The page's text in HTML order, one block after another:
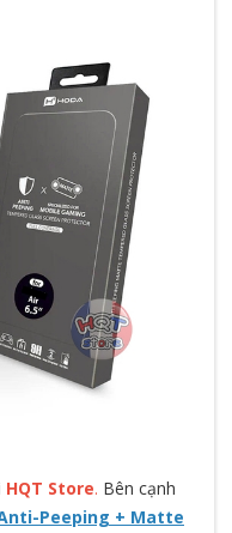
HQT Store. Bên cạnh
Anti-Peeping + Matte